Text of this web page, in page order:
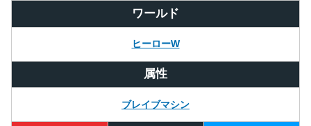
ワールド
ヒーローW
属性
ブレイブマシン